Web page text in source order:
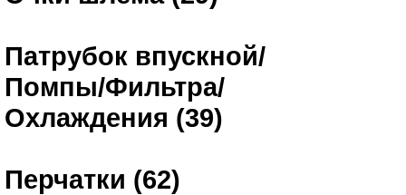
Патрубок впускной/
Помпы/Фильтра/
Охлаждения (39)
Перчатки (62)